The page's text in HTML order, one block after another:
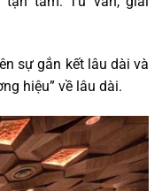
sự gắn kết lâu dài và
hiệu” về lâu dài.